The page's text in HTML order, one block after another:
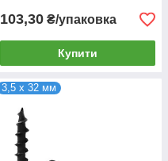
103,30 ₴/упаковка
Купити
3,5 х 32 мм